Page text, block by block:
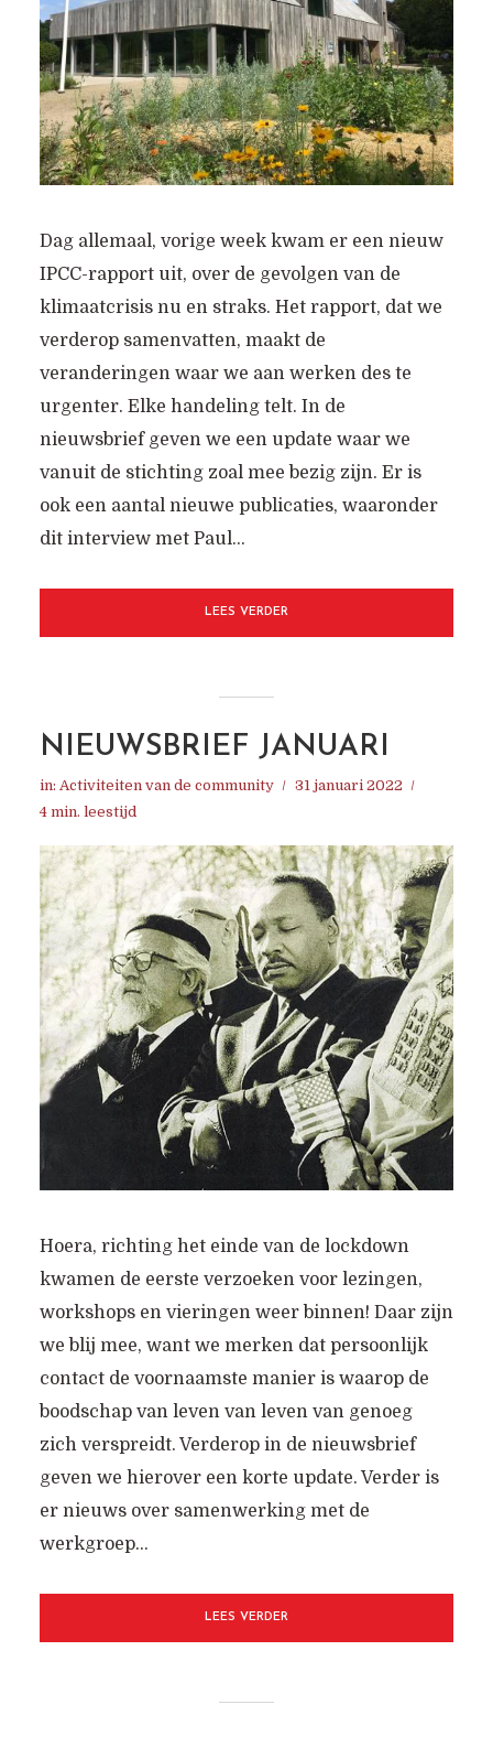
Dag allemaal, vorige week kwam er een nieuw
IPCC-rapport uit, over de gevolgen van de
klimaatcrisis nu en straks. Het rapport, dat we
verderop samenvatten, maakt de
veranderingen waar we aan werken des te
urgenter. Elke handeling telt. In de
nieuwsbrief geven we een update waar we
vanuit de stichting zoal mee bezig zijn. Er is
ook een aantal nieuwe publicaties, waaronder
dit interview met Paul...
LEES VERDER
NIEUWSBRIEF JANUARI
in: Activiteiten van de community
31 januari 2022
4 min. leestijd
Hoera, richting het einde van de lockdown
kwamen de eerste verzoeken voor lezingen,
workshops en vieringen weer binnen! Daar zijn
we blij mee, want we merken dat persoonlijk
contact de voornaamste manier is waarop de
boodschap van leven van leven van genoeg
zich verspreidt. Verderop in de nieuwsbrief
geven we hierover een korte update. Verder is
er nieuws over samenwerking met de
werkgroep...
LEES VERDER